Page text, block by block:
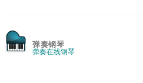
弹奏钢琴
弹奏在线钢琴